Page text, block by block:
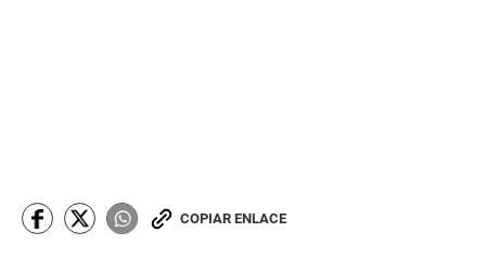
COPIAR ENLACE